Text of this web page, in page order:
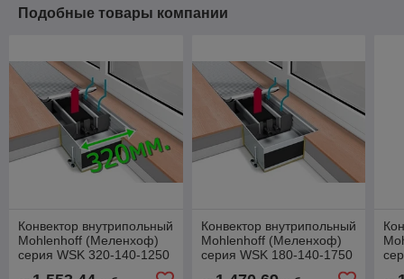
Подобные товары компании
Конвектор внутрипольный
Mohlenhoff (Меленхоф)
серия WSK 320-140-1250
естественная конвекция
Конвектор внутрипольный
Mohlenhoff (Меленхоф)
серия WSK 180-140-1750
естественная конвекция